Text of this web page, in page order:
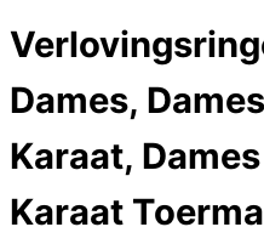
Dames,
Karaat,
Karaat